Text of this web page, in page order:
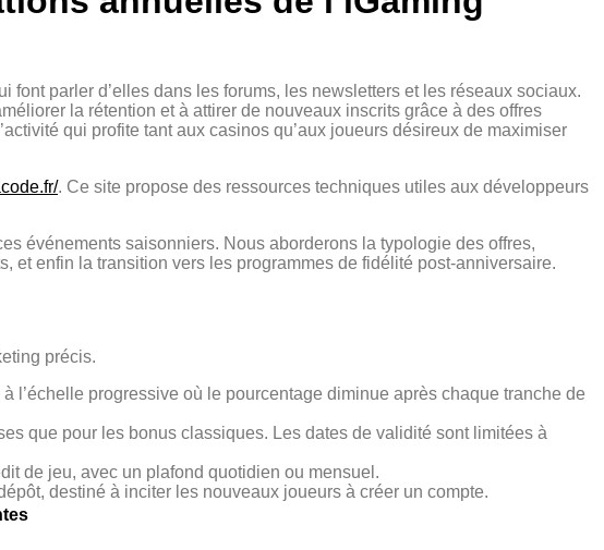
parler d’elles dans les forums, les newsletters et les réseaux sociaux.
la rétention et à attirer de nouveaux inscrits grâce à des offres
qui profite tant aux casinos qu’aux joueurs désireux de maximiser
. Ce site propose des ressources techniques utiles aux développeurs
événements saisonniers. Nous aborderons la typologie des offres,
et enfin la transition vers les programmes de fidélité post‑anniversaire.
précis.
l’échelle progressive où le pourcentage diminue après chaque tranche de
que pour les bonus classiques. Les dates de validité sont limitées à
de jeu, avec un plafond quotidien ou mensuel.
destiné à inciter les nouveaux joueurs à créer un compte.